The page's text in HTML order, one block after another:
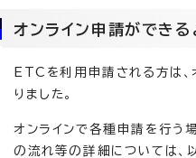
オンライン申請ができる
ETCを利用申請される方は、
りました。
オンラインで各種申請を行う
の流れ等の詳細については、